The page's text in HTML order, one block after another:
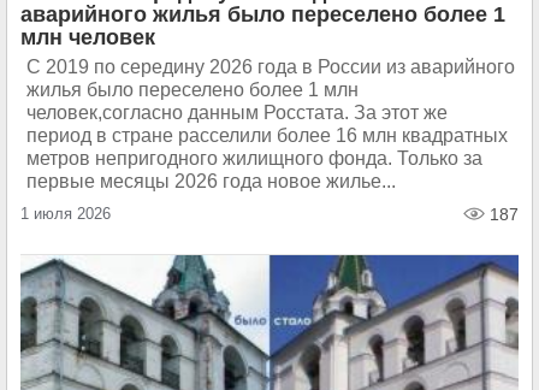
аварийного жилья было переселено более 1
млн человек
С 2019 по середину 2026 года в России из аварийного
жилья было переселено более 1 млн
человек,согласно данным Росстата. За этот же
период в стране расселили более 16 млн квадратных
метров непригодного жилищного фонда. Только за
первые месяцы 2026 года новое жилье...
1 июля 2026 187